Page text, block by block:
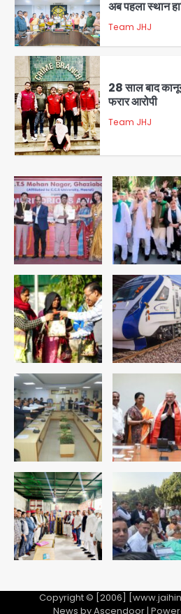
2
अब पहला स्थान
Team JHJ
3
28 साल बाद
फरार आरोपी
Team JHJ
4
डबल मर्डर का
के हत्थे
Team JHJ
5
रोहित चौधरी
से गिरफ्तार
Team JHJ
1
पुरा महादेव से
संदेश
Team JHJ
2
अब पहला स्थान
Team JHJ
फरार आरोपी
Copyright © [2006]
News byAscendoor|